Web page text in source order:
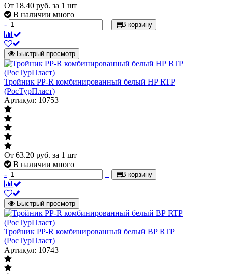
От 18.40 руб. за 1 шт
В наличии много
-
+ В корзину
Быстрый просмотр
Тройник PP-R комбинированный белый НР RTP
(РосТурПласт)
Артикул: 10753
От 63.20 руб. за 1 шт
В наличии много
-
+ В корзину
Быстрый просмотр
Тройник PP-R комбинированный белый ВР RTP
(РосТурПласт)
Артикул: 10743